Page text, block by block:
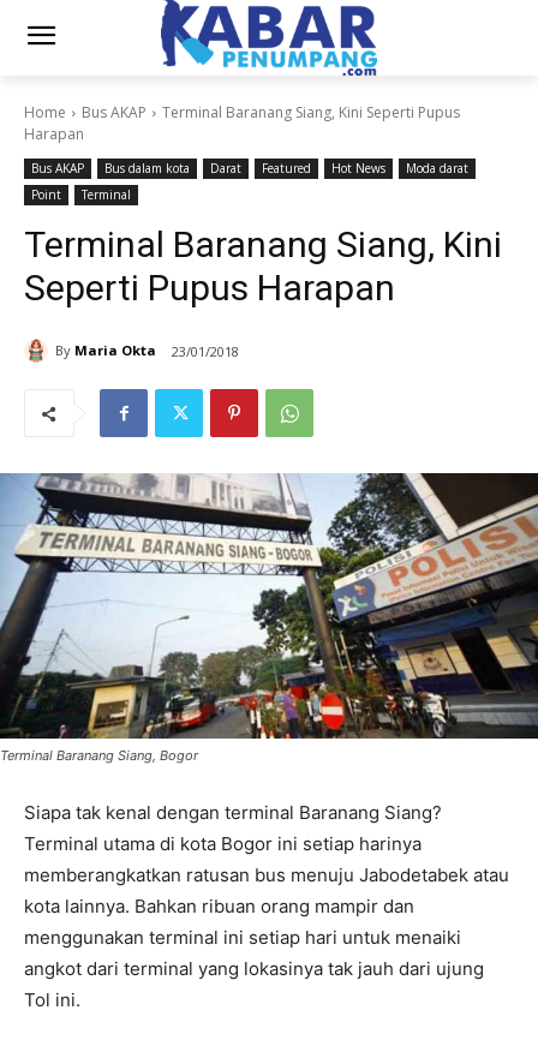
Home Bus AKAP
Terminal Baranang Siang, Kini Seperti Pupus
Harapan
Bus AKAP Bus dalam kota Darat Featured Hot News
Moda darat
Point
Terminal
Terminal Baranang Siang, Kini
Seperti Pupus Harapan
By Maria Okta 23/01/2018
Terminal Baranang Siang, Bogor
Siapa tak kenal dengan terminal Baranang Siang?
Terminal utama di kota Bogor ini setiap harinya
memberangkatkan ratusan bus menuju Jabodetabek atau
kota lainnya. Bahkan ribuan orang mampir dan
menggunakan terminal ini setiap hari untuk menaiki
angkot dari terminal yang lokasinya tak jauh dari ujung
Tol ini.